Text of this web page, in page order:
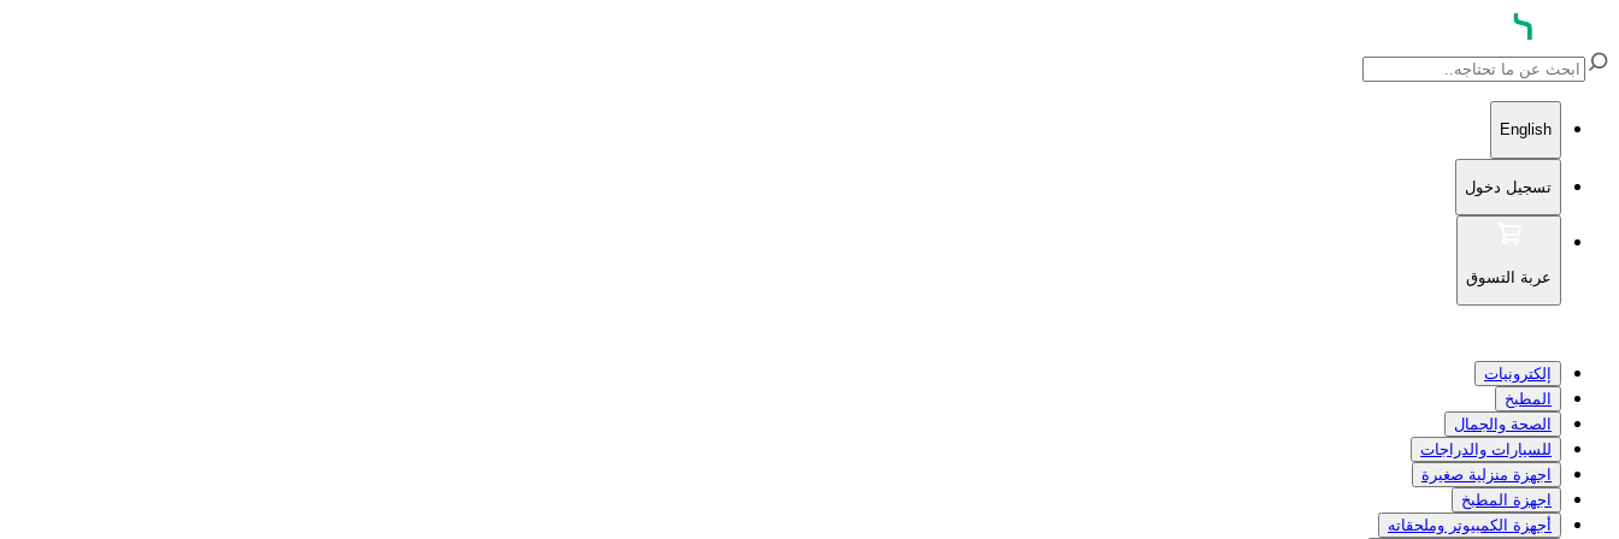
English
تسجيل دخول
عربة التسوق
إلكترونيات
المطبخ
الصحة والجمال
للسيارات والدراجات
اجهزة منزلية صغيرة
اجهزة المطبخ
أجهزة الكمبيوتر وملحقاته